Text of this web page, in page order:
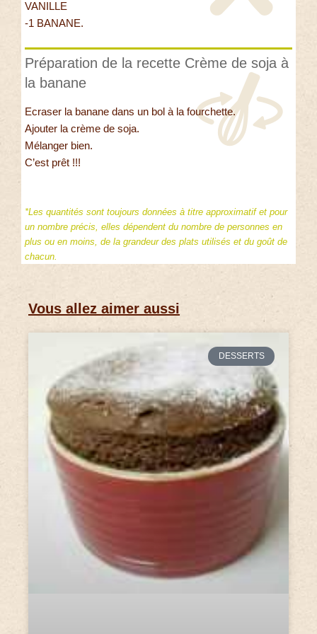
VANILLE
-1 BANANE.
Préparation de la recette Crème de soja à
la banane
Ecraser la banane dans un bol à la fourchette.
Ajouter la crème de soja.
Mélanger bien.
C’est prêt !!!
*Les quantités sont toujours données à titre approximatif et pour
un nombre précis, elles dépendent du nombre de personnes en
plus ou en moins, de la grandeur des plats utilisés et du goût de
chacun.
Vous allez aimer aussi
DESSERTS